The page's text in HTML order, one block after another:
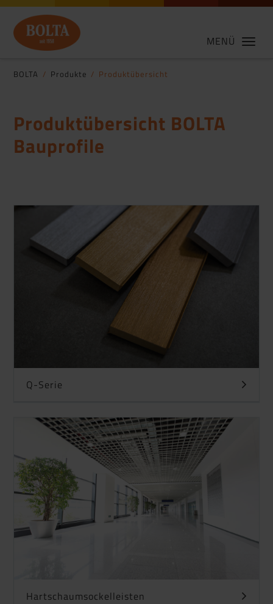
MENÜ
BOLTA Produkte Produktübersicht
Produktübersicht BOLTA
Bauprofile
Q-Serie
Hartschaumsockelleisten